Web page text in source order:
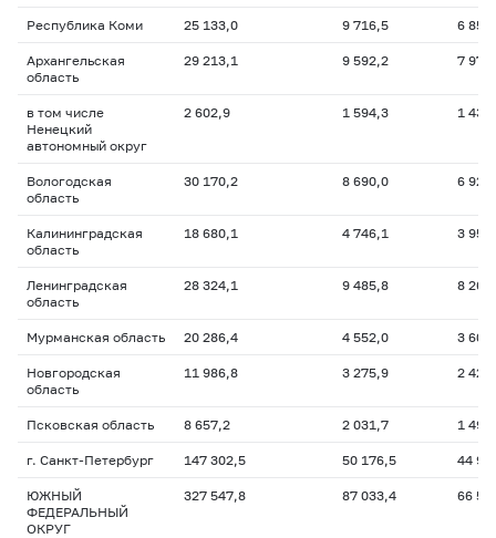
Республика Коми 25 133,0 9 716,5 6
Архангельская
область
29 213,1 9 592,2 7
в том числе
Ненецкий
автономный округ
2 602,9 1 594,3 1
Вологодская
область
30 170,2 8 690,0 6
Калининградская
область
18 680,1 4 746,1 3
Ленинградская
область
28 324,1 9 485,8 8
Мурманская область 20 286,4 4 552,0 3
Новгородская
область
11 986,8 3 275,9 2
Псковская область 8 657,2 2 031,7 1
г. Санкт-Петербург 147 302,5 50 176,5 44
ЮЖНЫЙ
ФЕДЕРАЛЬНЫЙ
ОКРУГ
327 547,8 87 033,4 66